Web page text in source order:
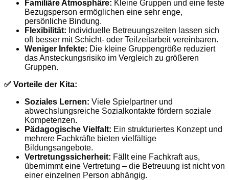
Familiäre Atmosphäre: Kleine Gruppen und eine feste
Bezugsperson ermöglichen eine sehr enge,
persönliche Bindung.
Flexibilität: Individuelle Betreuungszeiten lassen sich
oft besser mit Schicht- oder Teilzeitarbeit vereinbaren.
Weniger Infekte: Die kleine Gruppengröße reduziert
das Ansteckungsrisiko im Vergleich zu größeren
Gruppen.
✅ Vorteile der Kita:
Soziales Lernen: Viele Spielpartner und
abwechslungsreiche Sozialkontakte fördern soziale
Kompetenzen.
Pädagogische Vielfalt: Ein strukturiertes Konzept und
mehrere Fachkräfte bieten vielfältige
Bildungsangebote.
Vertretungssicherheit: Fällt eine Fachkraft aus,
übernimmt eine Vertretung – die Betreuung ist nicht von
einer einzelnen Person abhängig.